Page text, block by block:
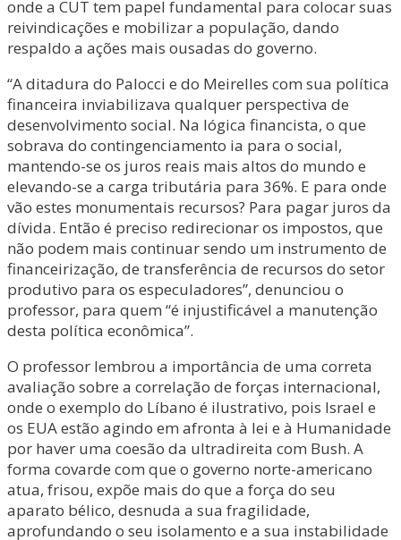
onde a CUT tem papel fundamental para colocar suas
reivindicações e mobilizar a população, dando
respaldo a ações mais ousadas do governo.
“A ditadura do Palocci e do Meirelles com sua política
financeira inviabilizava qualquer perspectiva de
desenvolvimento social. Na lógica financista, o que
sobrava do contingenciamento ia para o social,
mantendo-se os juros reais mais altos do mundo e
elevando-se a carga tributária para 36%. E para onde
vão estes monumentais recursos? Para pagar juros da
dívida. Então é preciso redirecionar os impostos, que
não podem mais continuar sendo um instrumento de
financeirização, de transferência de recursos do setor
produtivo para os especuladores”, denunciou o
professor, para quem “é injustificável a manutenção
desta política econômica”.
O professor lembrou a importância de uma correta
avaliação sobre a correlação de forças internacional,
onde o exemplo do Líbano é ilustrativo, pois Israel e
os EUA estão agindo em afronta à lei e à Humanidade
por haver uma coesão da ultradireita com Bush. A
forma covarde com que o governo norte-americano
atua, frisou, expõe mais do que a força do seu
aparato bélico, desnuda a sua fragilidade,
aprofundando o seu isolamento e a sua instabilidade